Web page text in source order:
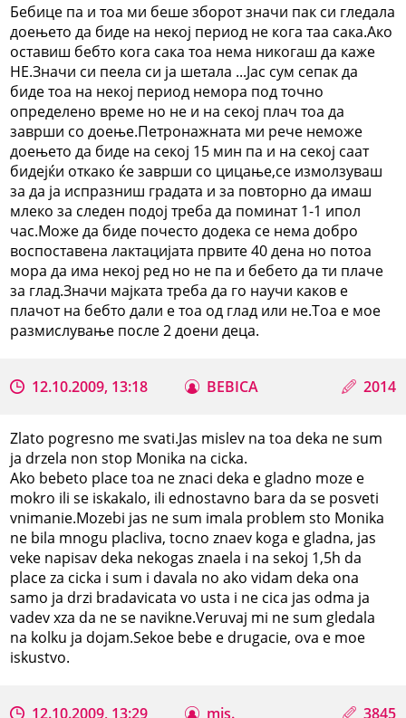
Бебице па и тоа ми беше зборот значи пак си гледала
доењето да биде на некој период не кога таа сака.Ако
оставиш бебто кога сака тоа нема никогаш да каже
НЕ.Значи си пеела си ја шетала ...Јас сум сепак да
биде тоа на некој период немора под точно
определено време но не и на секој плач тоа да
заврши со доење.Петронажната ми рече неможе
доењето да биде на секој 15 мин па и на секој саат
бидејќи откако ќе заврши со цицање,се измолзуваш
за да ја испразниш градата и за повторно да имаш
млеко за следен подој треба да поминат 1-1 ипол
час.Може да биде почесто додека се нема добро
воспоставена лактацијата првите 40 дена но потоа
мора да има некој ред но не па и бебето да ти плаче
за глад.Значи мајката треба да го научи каков е
плачот на бебто дали е тоа од глад или не.Тоа е мое
размислување после 2 доени деца.
12.10.2009, 13:18 BEBICA 2014
Zlato pogresno me svati.Jas mislev na toa deka ne sum
ja drzela non stop Monika na cicka.
Ako bebeto place toa ne znaci deka e gladno moze e
mokro ili se iskakalo, ili ednostavno bara da se posveti
vnimanie.Mozebi jas ne sum imala problem sto Monika
ne bila mnogu placliva, tocno znaev koga e gladna, jas
veke napisav deka nekogas znaela i na sekoj 1,5h da
place za cicka i sum i davala no ako vidam deka ona
samo ja drzi bradavicata vo usta i ne cica jas odma ja
vadev xza da ne se navikne.Veruvaj mi ne sum gledala
na kolku ja dojam.Sekoe bebe e drugacie, ova e moe
iskustvo.
12.10.2009, 13:29 mis. 3845